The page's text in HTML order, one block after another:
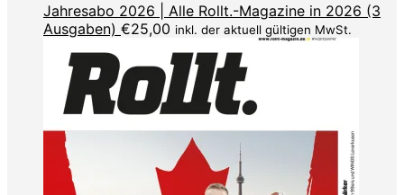
Jahresabo 2026 | Alle Rollt.-Magazine in 2026 (3
Ausgaben) €25,00 inkl. der aktuell gültigen MwSt.